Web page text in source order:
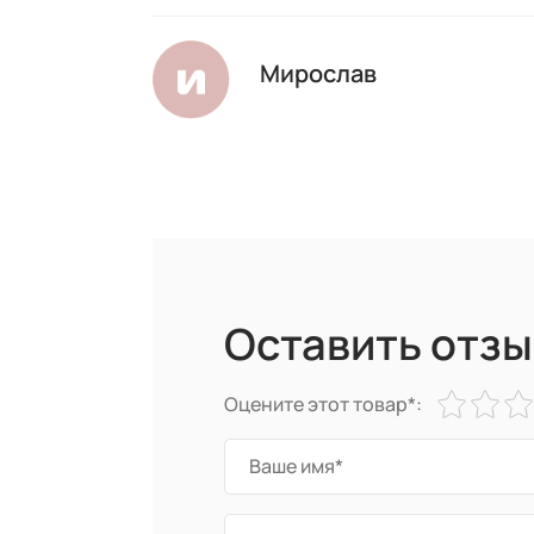
Мирослав
Оставить
Оцените этот товар*: